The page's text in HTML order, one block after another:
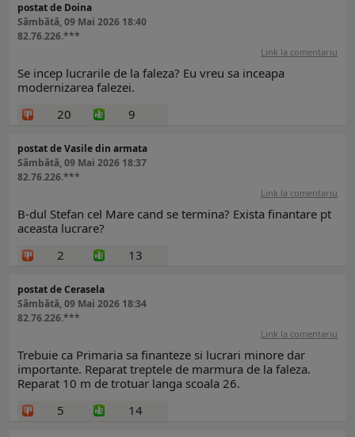
postat de Doina
Sâmbătă, 09 Mai 2026 18:40
82.76.226.***
Link la comentariu
Se incep lucrarile de la faleza? Eu vreu sa inceapa
modernizarea falezei.
20
9
postat de Vasile din armata
Sâmbătă, 09 Mai 2026 18:37
82.76.226.***
Link la comentariu
B-dul Stefan cel Mare cand se termina? Exista finantare pt
aceasta lucrare?
2
13
postat de Cerasela
Sâmbătă, 09 Mai 2026 18:34
82.76.226.***
Link la comentariu
Trebuie ca Primaria sa finanteze si lucrari minore dar
importante. Reparat treptele de marmura de la faleza.
Reparat 10 m de trotuar langa scoala 26.
5
14